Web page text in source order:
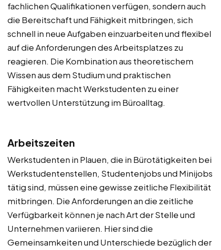
fachlichen Qualifikationen verfügen, sondern auch
die Bereitschaft und Fähigkeit mitbringen, sich
schnell in neue Aufgaben einzuarbeiten und flexibel
auf die Anforderungen des Arbeitsplatzes zu
reagieren. Die Kombination aus theoretischem
Wissen aus dem Studium und praktischen
Fähigkeiten macht Werkstudenten zu einer
wertvollen Unterstützung im Büroalltag.
Arbeitszeiten
Werkstudenten in Plauen, die in Bürotätigkeiten bei
Werkstudentenstellen, Studentenjobs und Minijobs
tätig sind, müssen eine gewisse zeitliche Flexibilität
mitbringen. Die Anforderungen an die zeitliche
Verfügbarkeit können je nach Art der Stelle und
Unternehmen variieren. Hier sind die
Gemeinsamkeiten und Unterschiede bezüglich der